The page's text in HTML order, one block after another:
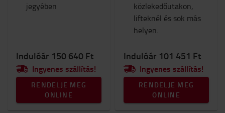
Skipper készletek
jegyében
Indulóár 150 640 Ft
Ingyenes szállítás!
RENDELJE MEG
ONLINE
közlekedőutakon,
lifteknél és sok más
helyen.
Indulóár 101 451 Ft
Ingyenes szállítás!
RENDELJE MEG
ONLINE